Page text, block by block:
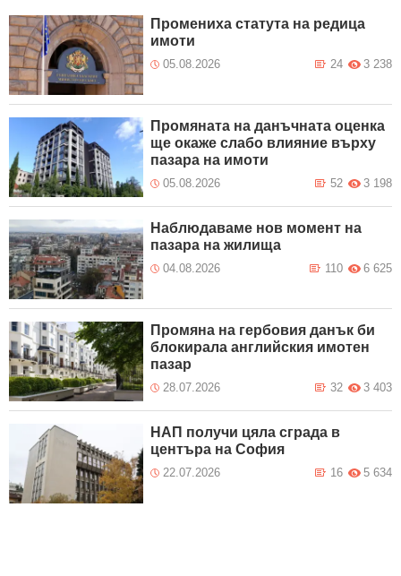
Промениха статута на редица
имоти
05.08.2026 3 238
24
Промяната на данъчната оценка
ще окаже слабо влияние върху
пазара на имоти
05.08.2026 3 198
52
Наблюдаваме нов момент на
пазара на жилища
04.08.2026 6 625
110
Промяна на гербовия данък би
блокирала английския имотен
пазар
28.07.2026 3 403
32
НАП получи цяла сграда в
центъра на София
22.07.2026 5 634
16